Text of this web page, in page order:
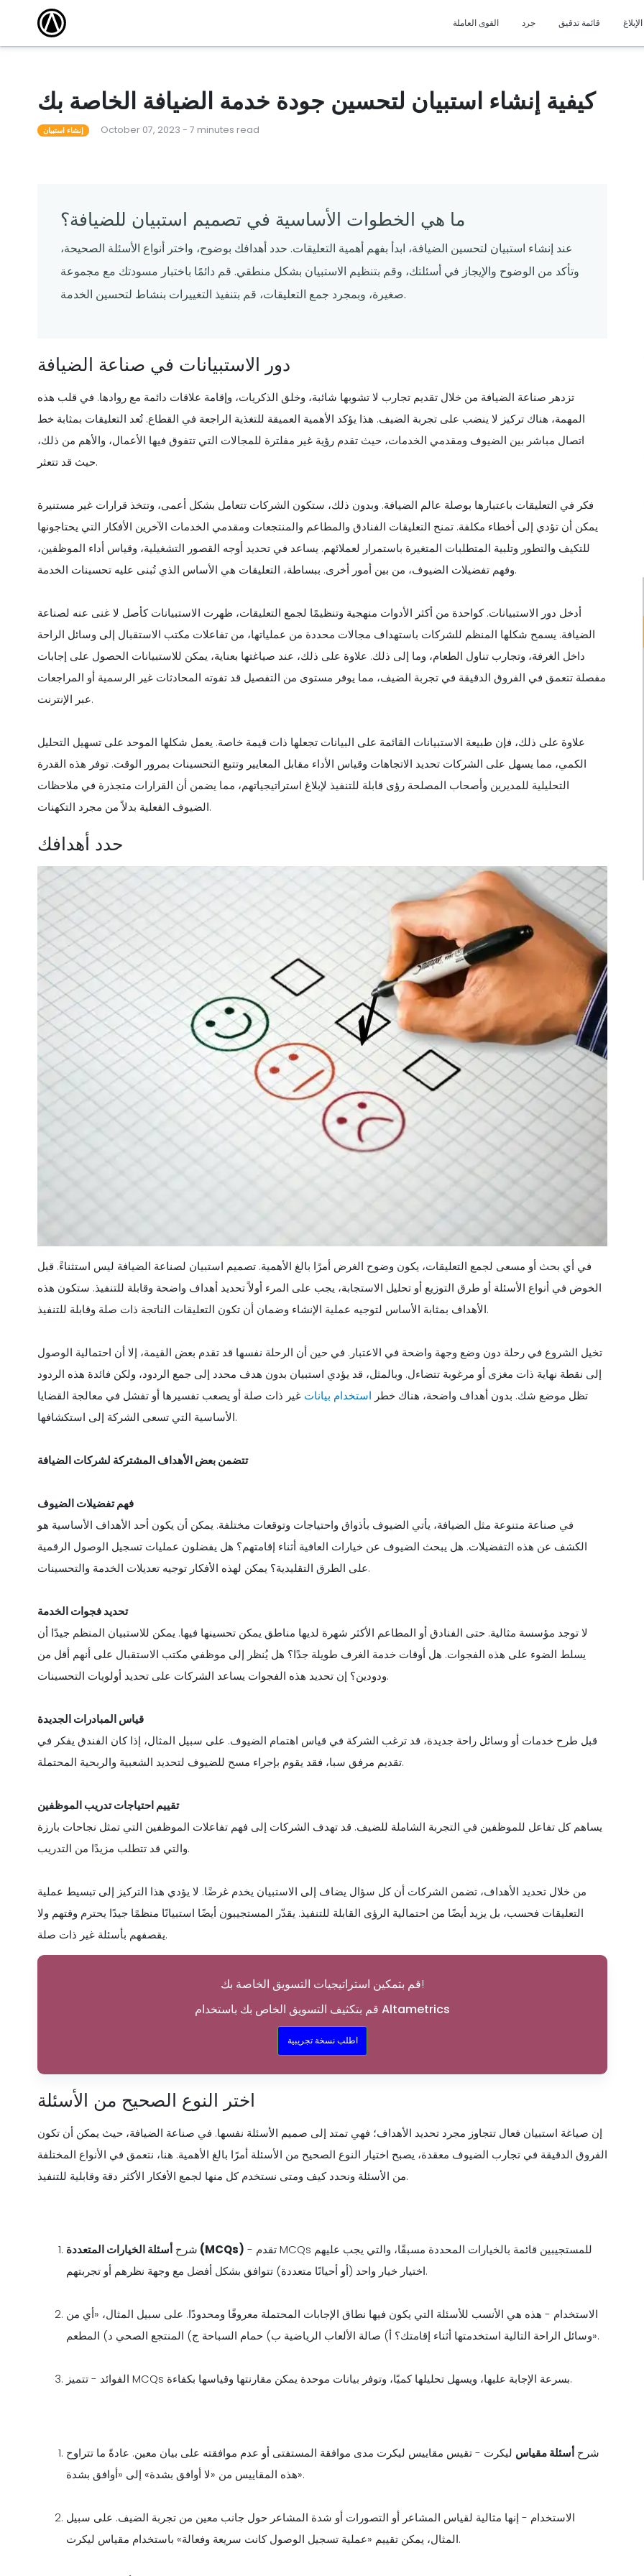
القوى العاملة جرد قائمة تدقيق الإبلاغ
ندوات عبر الإنترنت
تساعدك البرامج التعليمية المجانية عبر الإنترنت التي
يقودها الخبراء على المضي قدمًا والبقاء على اطلاع.
القوالب
كيفية إنشاء استبيان لتحسين جودة خدمة الضيافة الخاصة بك
إنشاء استبيان October 07, 2023 - 7 minutes read
ما هي الخطوات الأساسية في تصميم استبيان للضيافة؟
عند إنشاء استبيان لتحسين الضيافة، ابدأ بفهم أهمية التعليقات. حدد أهدافك بوضوح، واختر أنواع الأسئلة الصحيحة،
وتأكد من الوضوح والإيجاز في أسئلتك، وقم بتنظيم الاستبيان بشكل منطقي. قم دائمًا باختبار مسودتك مع مجموعة
صغيرة، وبمجرد جمع التعليقات، قم بتنفيذ التغييرات بنشاط لتحسين الخدمة.
دور الاستبيانات في صناعة الضيافة
تزدهر صناعة الضيافة من خلال تقديم تجارب لا تشوبها شائبة، وخلق الذكريات، وإقامة علاقات دائمة مع روادها. في قلب هذه
المهمة، هناك تركيز لا ينضب على تجربة الضيف. هذا يؤكد الأهمية العميقة للتغذية الراجعة في القطاع. تُعد التعليقات بمثابة خط
اتصال مباشر بين الضيوف ومقدمي الخدمات، حيث تقدم رؤية غير مفلترة للمجالات التي تتفوق فيها الأعمال، والأهم من ذلك،
حيث قد تتعثر.
فكر في التعليقات باعتبارها بوصلة عالم الضيافة. وبدون ذلك، ستكون الشركات تتعامل بشكل أعمى، وتتخذ قرارات غير مستنيرة
يمكن أن تؤدي إلى أخطاء مكلفة. تمنح التعليقات الفنادق والمطاعم والمنتجعات ومقدمي الخدمات الآخرين الأفكار التي يحتاجونها
للتكيف والتطور وتلبية المتطلبات المتغيرة باستمرار لعملائهم. يساعد في تحديد أوجه القصور التشغيلية، وقياس أداء الموظفين،
وفهم تفضيلات الضيوف، من بين أمور أخرى. ببساطة، التعليقات هي الأساس الذي تُبنى عليه تحسينات الخدمة.
أدخل دور الاستبيانات. كواحدة من أكثر الأدوات منهجية وتنظيمًا لجمع التعليقات، ظهرت الاستبيانات كأصل لا غنى عنه لصناعة
الضيافة. يسمح شكلها المنظم للشركات باستهداف مجالات محددة من عملياتها، من تفاعلات مكتب الاستقبال إلى وسائل الراحة
داخل الغرفة، وتجارب تناول الطعام، وما إلى ذلك. علاوة على ذلك، عند صياغتها بعناية، يمكن للاستبيانات الحصول على إجابات
مفصلة تتعمق في الفروق الدقيقة في تجربة الضيف، مما يوفر مستوى من التفصيل قد تفوته المحادثات غير الرسمية أو المراجعات
عبر الإنترنت.
علاوة على ذلك، فإن طبيعة الاستبيانات القائمة على البيانات تجعلها ذات قيمة خاصة. يعمل شكلها الموحد على تسهيل التحليل
الكمي، مما يسهل على الشركات تحديد الاتجاهات وقياس الأداء مقابل المعايير وتتبع التحسينات بمرور الوقت. توفر هذه القدرة
التحليلية للمديرين وأصحاب المصلحة رؤى قابلة للتنفيذ لإبلاغ استراتيجياتهم، مما يضمن أن القرارات متجذرة في ملاحظات
الضيوف الفعلية بدلاً من مجرد التكهنات.
حدد أهدافك
في أي بحث أو مسعى لجمع التعليقات، يكون وضوح الغرض أمرًا بالغ الأهمية. تصميم استبيان لصناعة الضيافة ليس استثناءً. قبل
الخوض في أنواع الأسئلة أو طرق التوزيع أو تحليل الاستجابة، يجب على المرء أولاً تحديد أهداف واضحة وقابلة للتنفيذ. ستكون هذه
الأهداف بمثابة الأساس لتوجيه عملية الإنشاء وضمان أن تكون التعليقات الناتجة ذات صلة وقابلة للتنفيذ.
تخيل الشروع في رحلة دون وضع وجهة واضحة في الاعتبار. في حين أن الرحلة نفسها قد تقدم بعض القيمة، إلا أن احتمالية الوصول
إلى نقطة نهاية ذات مغزى أو مرغوبة تتضاءل. وبالمثل، قد يؤدي استبيان بدون هدف محدد إلى جمع الردود، ولكن فائدة هذه الردود
تظل موضع شك. بدون أهداف واضحة، هناك خطر استخدام بيانات غير ذات صلة أو يصعب تفسيرها أو تفشل في معالجة القضايا
الأساسية التي تسعى الشركة إلى استكشافها.
تتضمن بعض الأهداف المشتركة لشركات الضيافة
فهم تفضيلات الضيوف
في صناعة متنوعة مثل الضيافة، يأتي الضيوف بأذواق واحتياجات وتوقعات مختلفة. يمكن أن يكون أحد الأهداف الأساسية هو
الكشف عن هذه التفضيلات. هل يبحث الضيوف عن خيارات العافية أثناء إقامتهم؟ هل يفضلون عمليات تسجيل الوصول الرقمية
على الطرق التقليدية؟ يمكن لهذه الأفكار توجيه تعديلات الخدمة والتحسينات.
تحديد فجوات الخدمة
لا توجد مؤسسة مثالية. حتى الفنادق أو المطاعم الأكثر شهرة لديها مناطق يمكن تحسينها فيها. يمكن للاستبيان المنظم جيدًا أن
يسلط الضوء على هذه الفجوات. هل أوقات خدمة الغرف طويلة جدًا؟ هل يُنظر إلى موظفي مكتب الاستقبال على أنهم أقل من
ودودين؟ إن تحديد هذه الفجوات يساعد الشركات على تحديد أولويات التحسينات.
قياس المبادرات الجديدة
قبل طرح خدمات أو وسائل راحة جديدة، قد ترغب الشركة في قياس اهتمام الضيوف. على سبيل المثال، إذا كان الفندق يفكر في
تقديم مرفق سبا، فقد يقوم بإجراء مسح للضيوف لتحديد الشعبية والربحية المحتملة.
تقييم احتياجات تدريب الموظفين
يساهم كل تفاعل للموظفين في التجربة الشاملة للضيف. قد تهدف الشركات إلى فهم تفاعلات الموظفين التي تمثل نجاحات بارزة
والتي قد تتطلب مزيدًا من التدريب.
من خلال تحديد الأهداف، تضمن الشركات أن كل سؤال يضاف إلى الاستبيان يخدم غرضًا. لا يؤدي هذا التركيز إلى تبسيط عملية
التعليقات فحسب، بل يزيد أيضًا من احتمالية الرؤى القابلة للتنفيذ. يقدّر المستجيبون أيضًا استبيانًا منظمًا جيدًا يحترم وقتهم ولا
يقصفهم بأسئلة غير ذات صلة.
قم بتمكين استراتيجيات التسويق الخاصة بك!
قم بتكثيف التسويق الخاص بك باستخدام Altametrics
اطلب نسخة تجريبية
اختر النوع الصحيح من الأسئلة
إن صياغة استبيان فعال تتجاوز مجرد تحديد الأهداف؛ فهي تمتد إلى صميم الأسئلة نفسها. في صناعة الضيافة، حيث يمكن أن تكون
الفروق الدقيقة في تجارب الضيوف معقدة، يصبح اختيار النوع الصحيح من الأسئلة أمرًا بالغ الأهمية. هنا، نتعمق في الأنواع المختلفة
من الأسئلة ونحدد كيف ومتى نستخدم كل منها لجمع الأفكار الأكثر دقة وقابلية للتنفيذ.
شرح أسئلة الخيارات المتعددة (MCQs) - تقدم MCQs للمستجيبين قائمة بالخيارات المحددة مسبقًا، والتي يجب عليهم
اختيار خيار واحد (أو أحيانًا متعددة) تتوافق بشكل أفضل مع وجهة نظرهم أو تجربتهم.
الاستخدام - هذه هي الأنسب للأسئلة التي يكون فيها نطاق الإجابات المحتملة معروفًا ومحدودًا. على سبيل المثال، «أي من
وسائل الراحة التالية استخدمتها أثناء إقامتك؟ أ) صالة الألعاب الرياضية ب) حمام السباحة ج) المنتجع الصحي د) المطعم».
الفوائد - تتميز MCQs بسرعة الإجابة عليها، ويسهل تحليلها كميًا، وتوفر بيانات موحدة يمكن مقارنتها وقياسها بكفاءة.
شرح أسئلة مقياس ليكرت - تقيس مقاييس ليكرت مدى موافقة المستفتى أو عدم موافقته على بيان معين. عادةً ما تتراوح
هذه المقاييس من «لا أوافق بشدة» إلى «أوافق بشدة».
الاستخدام - إنها مثالية لقياس المشاعر أو التصورات أو شدة المشاعر حول جانب معين من تجربة الضيف. على سبيل
المثال، يمكن تقييم «عملية تسجيل الوصول كانت سريعة وفعالة» باستخدام مقياس ليكرت.